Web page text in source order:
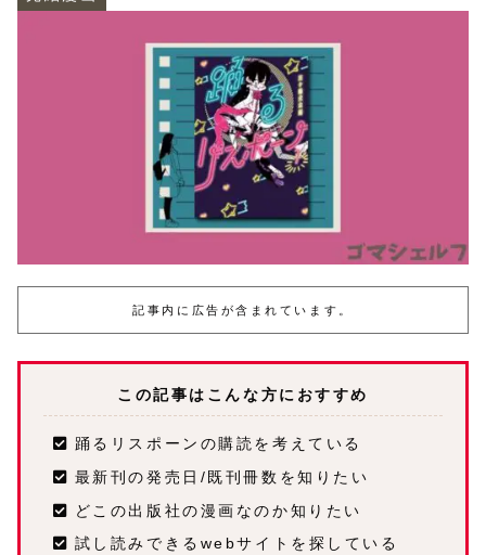
記事内に広告が含まれています。
この記事はこんな方におすすめ
踊るリスポーンの購読を考えている
最新刊の発売日/既刊冊数を知りたい
どこの出版社の漫画なのか知りたい
試し読みできるwebサイトを探している